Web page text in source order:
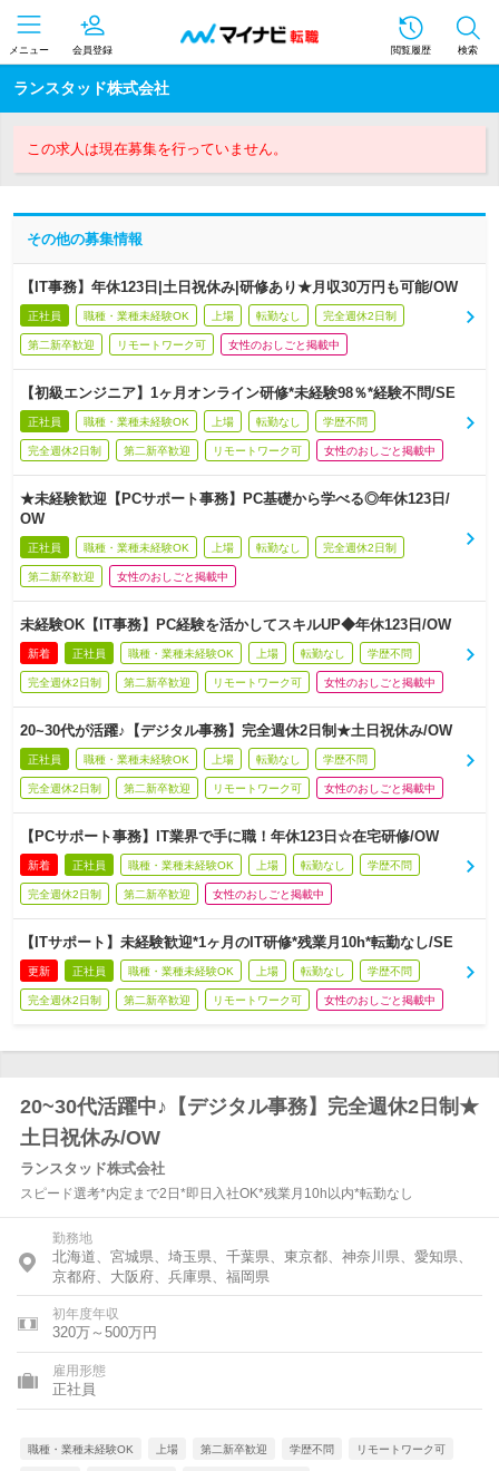
メニュー 会員登録 閲覧履歴 検索
ランスタッド株式会社
この求人は現在募集を行っていません。
その他の募集情報
【IT事務】年休123日|土日祝休み|研修あり★月収30万円も可能/OW
正社員 職種・業種未経験OK 上場 転勤なし 完全週休2日制
第二新卒歓迎 リモートワーク可 女性のおしごと掲載中
【初級エンジニア】1ヶ月オンライン研修*未経験98％*経験不問/SE
正社員 職種・業種未経験OK 上場 転勤なし 学歴不問
完全週休2日制 第二新卒歓迎 リモートワーク可 女性のおしごと掲載中
★未経験歓迎【PCサポート事務】PC基礎から学べる◎年休123日/
OW
正社員 職種・業種未経験OK 上場 転勤なし 完全週休2日制
第二新卒歓迎 女性のおしごと掲載中
未経験OK【IT事務】PC経験を活かしてスキルUP◆年休123日/OW
新着 正社員 職種・業種未経験OK 上場 転勤なし 学歴不問
完全週休2日制 第二新卒歓迎 リモートワーク可 女性のおしごと掲載中
20~30代が活躍♪【デジタル事務】完全週休2日制★土日祝休み/OW
正社員 職種・業種未経験OK 上場 転勤なし 学歴不問
完全週休2日制 第二新卒歓迎 リモートワーク可 女性のおしごと掲載中
【PCサポート事務】IT業界で手に職！年休123日☆在宅研修/OW
新着 正社員 職種・業種未経験OK 上場 転勤なし 学歴不問
完全週休2日制 第二新卒歓迎 女性のおしごと掲載中
【ITサポート】未経験歓迎*1ヶ月のIT研修*残業月10h*転勤なし/SE
更新 正社員 職種・業種未経験OK 上場 転勤なし 学歴不問
完全週休2日制 第二新卒歓迎 リモートワーク可 女性のおしごと掲載中
20~30代活躍中♪【デジタル事務】完全週休2日制★
土日祝休み/OW
ランスタッド株式会社
スピード選考*内定まで2日*即日入社OK*残業月10h以内*転勤なし
勤務地
北海道、宮城県、埼玉県、千葉県、東京都、神奈川県、愛知県、
京都府、大阪府、兵庫県、福岡県
初年度年収
320万～500万円
雇用形態
正社員
職種・業種未経験OK 上場 第二新卒歓迎 学歴不問 リモートワーク可